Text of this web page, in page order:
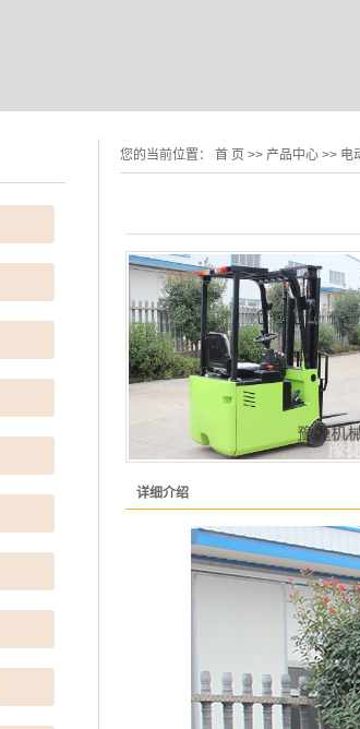
您的当前位置： 首 页 >> 产品中心 >> 电
详细介绍